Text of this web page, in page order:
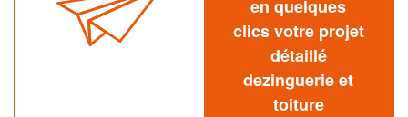
en quelques
clics votre projet
détaillé
dezinguerie et
toiture